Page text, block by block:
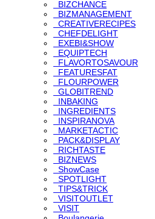
BIZCHANCE
BIZMANAGEMENT
CREATIVERECIPES
CHEFDELIGHT
EXEBI&SHOW
EQUIPTECH
FLAVORTOSAVOUR
FEATURESFAT
FLOURPOWER
GLOBITREND
INBAKING
INGREDIENTS
INSPIRANOVA
MARKETACTIC
PACK&DISPLAY
RICHTASTE
BIZNEWS
ShowCase
SPOTLIGHT
TIPS&TRICK
VISITOUTLET
VISIT